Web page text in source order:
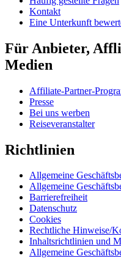
Kontakt
Eine Unterkunft
Für Anbieter,
Medien
Affiliate-Partner-
Presse
Bei uns werben
Reiseveranstalter
Richtlinien
Allgemeine
Allgemeine
Barrierefreiheit
Datenschutz
Cookies
Rechtliche Hinweise/
Inhaltsrichtlinien und
Allgemeine